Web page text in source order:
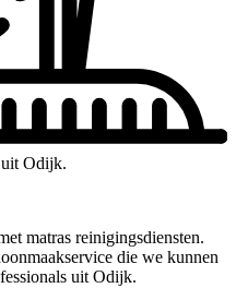
uit Odijk.
matras reinigingsdiensten.
die we kunnen
uit Odijk.